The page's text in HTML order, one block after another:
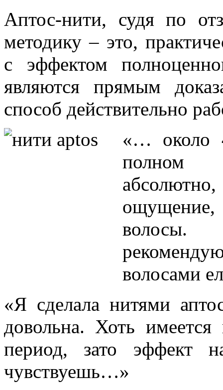
Аптос-нити, судя по
методику – это,
с эффектом
являются прямым
способ действительно
«… около
полном
ощущение,
волосы.
волосами
«Я сделала нитями
довольна. Хоть
период, зато эффект
чувствуешь…»